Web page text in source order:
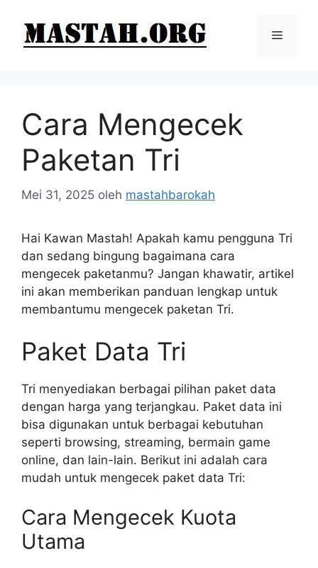
Menu
Cara Mengecek
Paketan Tri
Mei 31, 2025 oleh mastahbarokah
Hai Kawan Mastah! Apakah kamu pengguna Tri
dan sedang bingung bagaimana cara
mengecek paketanmu? Jangan khawatir, artikel
ini akan memberikan panduan lengkap untuk
membantumu mengecek paketan Tri.
Paket Data Tri
Tri menyediakan berbagai pilihan paket data
dengan harga yang terjangkau. Paket data ini
bisa digunakan untuk berbagai kebutuhan
seperti browsing, streaming, bermain game
online, dan lain-lain. Berikut ini adalah cara
mudah untuk mengecek paket data Tri:
Cara Mengecek Kuota
Utama